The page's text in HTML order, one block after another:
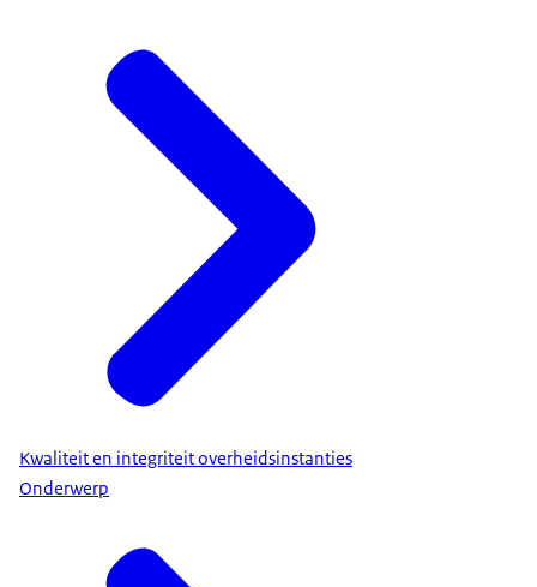
Kwaliteit en integriteit overheidsinstanties
Onderwerp